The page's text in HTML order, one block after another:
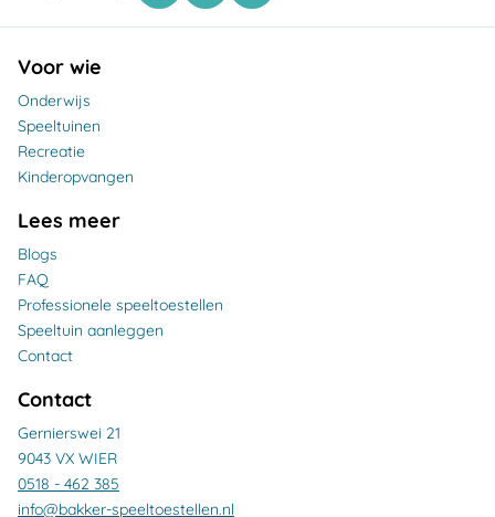
Voor wie
Onderwijs
Speeltuinen
Recreatie
Kinderopvangen
Lees meer
Blogs
FAQ
Professionele speeltoestellen
Speeltuin aanleggen
Contact
Contact
Gernierswei 21
9043 VX WIER
0518 - 462 385
info@bakker-speeltoestellen.nl